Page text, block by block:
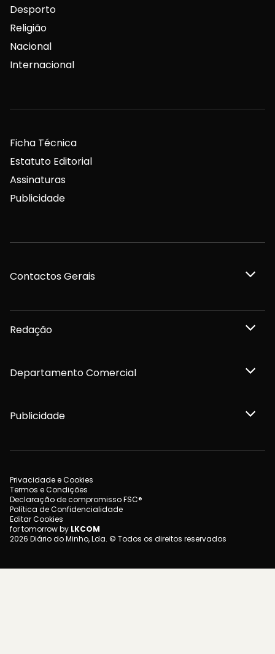
Desporto
Religião
Nacional
Internacional
Ficha Técnica
Estatuto Editorial
Assinaturas
Publicidade
Contactos Gerais
Redação
Departamento Comercial
Publicidade
Privacidade e Cookies
Termos e Condições
Declaração de compromisso FSC®
Política de Confidencialidade
Editar Cookies
for tomorrow by LKCOM
2026 Diário do Minho, Lda. © Todos os direitos reservados